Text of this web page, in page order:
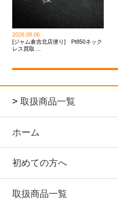
2026.08.06
[ジャム倉吉北店便り] Pt850ネック
レス買取 ...
> 取扱商品一覧
ホーム
初めての方へ
取扱商品一覧